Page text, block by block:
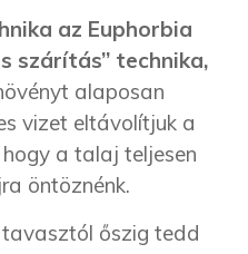
az Euphorbia
szárítás” technika,
alaposan
vizet eltávolítjuk a
a talaj teljesen
öntöznénk.
őszig tedd